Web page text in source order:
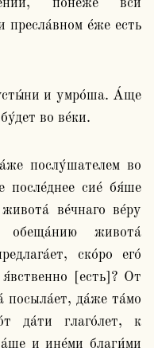
поне́же вси
пресла́вном е́же есть
и умро́ша. А́ще
во ве́ки.
послу́шателем во
после́днее сие́ бя́ше
ве́чнаго ве́ру
живота́
ско́ро его́
[есть]? От
посыла́ет, да́же та́мо
да́ти глаго́лет, к
и ине́ми благи́ми